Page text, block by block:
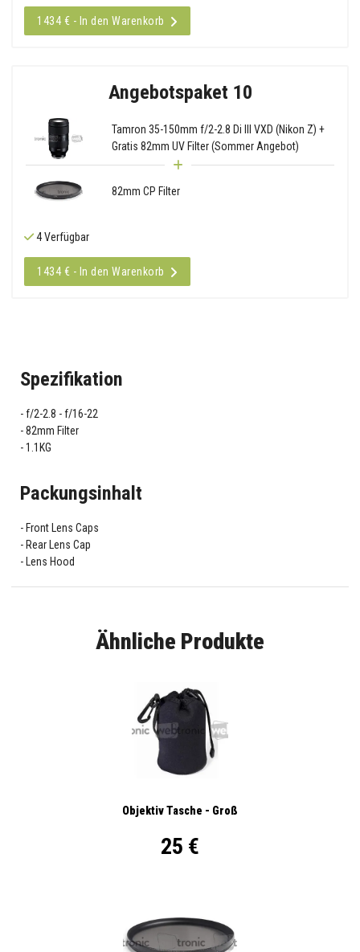
1434 € - In den Warenkorb
Angebotspaket 10
Tamron 35-150mm f/2-2.8 Di III VXD (Nikon Z) +
Gratis 82mm UV Filter (Sommer Angebot)
82mm CP Filter
4 Verfügbar
1434 € - In den Warenkorb
Spezifikation
f/2-2.8 - f/16-22
82mm Filter
1.1KG
Packungsinhalt
Front Lens Caps
Rear Lens Cap
Lens Hood
Ähnliche Produkte
Objektiv Tasche - Groß
25 €